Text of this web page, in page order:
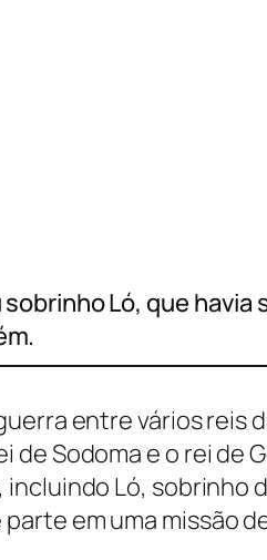
Ló, que
entre vários
Sodoma e o rei de
Ló, sobrinho
em uma missão